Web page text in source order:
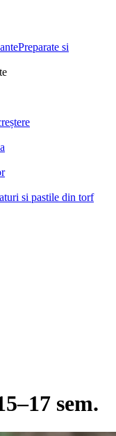
Preparate si
si pastile din torf
sem.